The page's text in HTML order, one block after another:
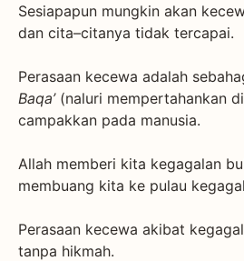
Sesiapapun mungkin akan
dan cita–citanya tidak tercapai.
Perasaan kecewa adalah
Baqa’ (naluri mempertahankan
campakkan pada manusia.
Allah memberi kita kegagalan
membuang kita ke pulau
Perasaan kecewa akibat
tanpa hikmah.